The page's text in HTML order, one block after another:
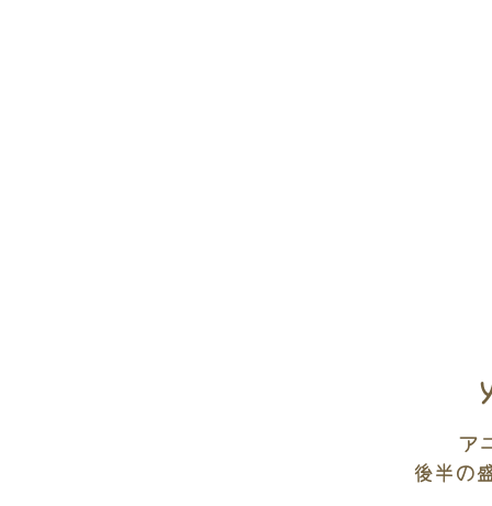
ア
後半の